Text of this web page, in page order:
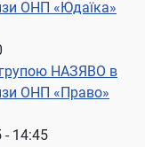
ОНП «Юдаїка»
групою НАЗЯВО в
ОНП «Право»
- 14:45